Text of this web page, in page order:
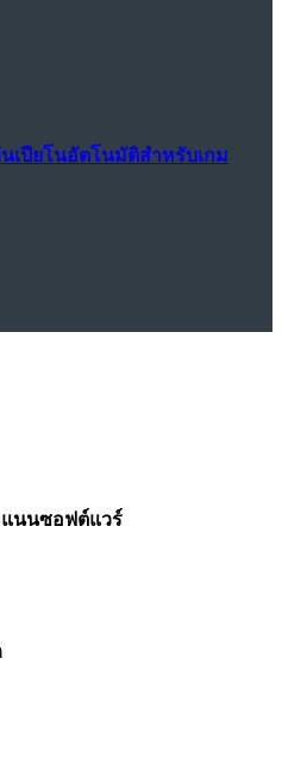
นเปียโนอัตโนมัติสำหรับเกม
นนซอฟต์แวร์